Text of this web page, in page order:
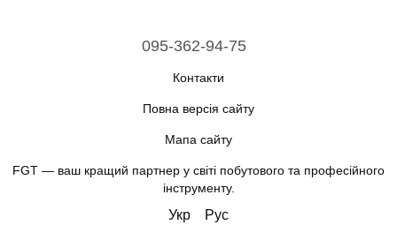
095-362-94-75
Контакти
Повна версія сайту
Мапа сайту
FGT — ваш кращий партнер у світі побутового та професійного
інструменту.
Укр Рус